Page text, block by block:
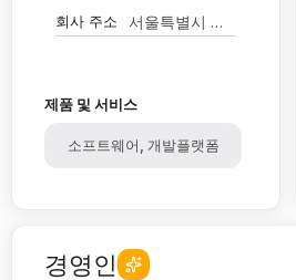
회사 주소 서울특별시 영등포구 국제금융로 39 20층(앵커원)
제품 및 서비스
소프트웨어, 개발플랫폼
경영인